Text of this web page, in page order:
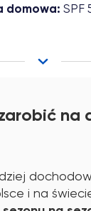
domowa: SPF
na
i na